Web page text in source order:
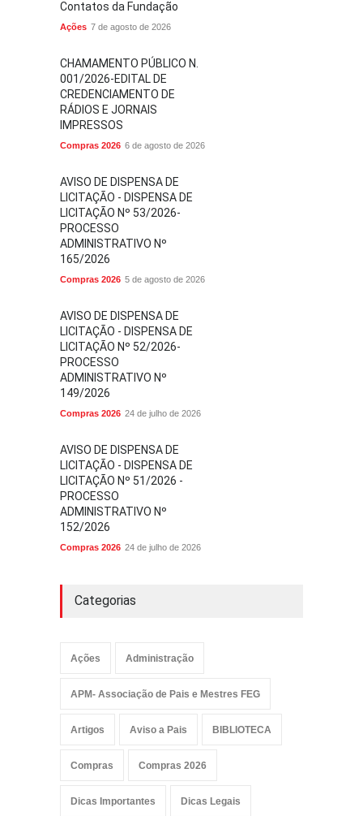
Contatos da Fundação
Ações 7 de agosto de 2026
CHAMAMENTO PÚBLICO N.
001/2026-EDITAL DE
CREDENCIAMENTO DE
RÁDIOS E JORNAIS
IMPRESSOS
Compras 2026 6 de agosto de 2026
AVISO DE DISPENSA DE
LICITAÇÃO - DISPENSA DE
LICITAÇÃO Nº 53/2026-
PROCESSO
ADMINISTRATIVO Nº
165/2026
Compras 2026 5 de agosto de 2026
AVISO DE DISPENSA DE
LICITAÇÃO - DISPENSA DE
LICITAÇÃO Nº 52/2026-
PROCESSO
ADMINISTRATIVO Nº
149/2026
Compras 2026 24 de julho de 2026
AVISO DE DISPENSA DE
LICITAÇÃO - DISPENSA DE
LICITAÇÃO Nº 51/2026 -
PROCESSO
ADMINISTRATIVO Nº
152/2026
Compras 2026 24 de julho de 2026
Categorias
Ações Administração
APM- Associação de Pais e Mestres FEG
Artigos Aviso a Pais BIBLIOTECA
Compras Compras 2026
Dicas Importantes Dicas Legais